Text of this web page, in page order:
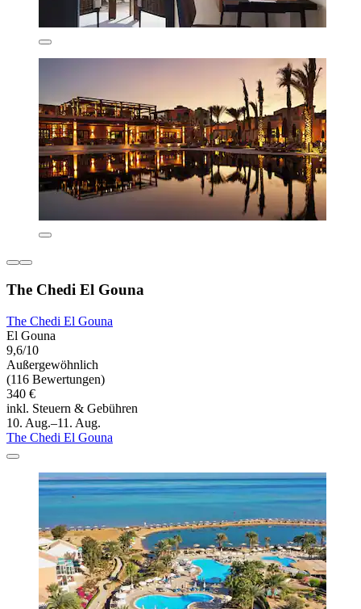
The Chedi El Gouna
The Chedi El Gouna
El Gouna
9,6/10
Außergewöhnlich
(116 Bewertungen)
340 €
inkl. Steuern & Gebühren
10. Aug.–11. Aug.
The Chedi El Gouna